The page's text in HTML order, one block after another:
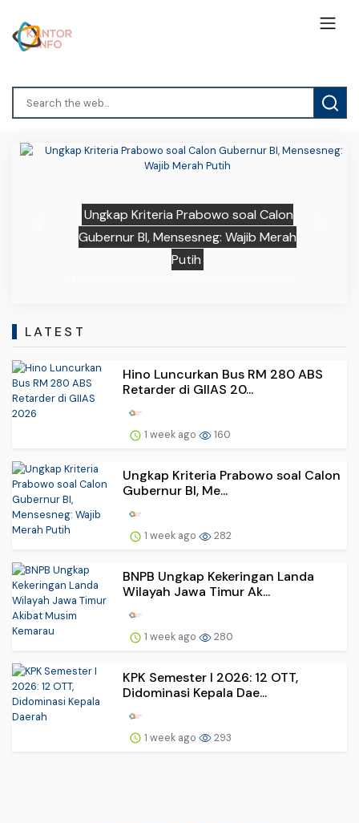
Ungkap Kriteria Prabowo soal Calon
Gubernur BI, Mensesneg: Wajib Merah
Putih
Previous
LATEST
Hino Luncurkan Bus RM 280 ABS
Retarder di GIIAS 20...
1 week ago 160
Ungkap Kriteria Prabowo soal Calon
Gubernur BI, Me...
1 week ago 282
BNPB Ungkap Kekeringan Landa
Wilayah Jawa Timur Ak...
1 week ago 280
KPK Semester I 2026: 12 OTT,
Didominasi Kepala Dae...
1 week ago 293